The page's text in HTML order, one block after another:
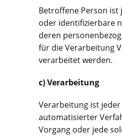
Betroffene Person
oder identifizierbare
deren
für die Verarbeitung
verarbeitet werden.
c) Verarbeitung
Verarbeitung ist
automatisierter
Vorgang oder jede